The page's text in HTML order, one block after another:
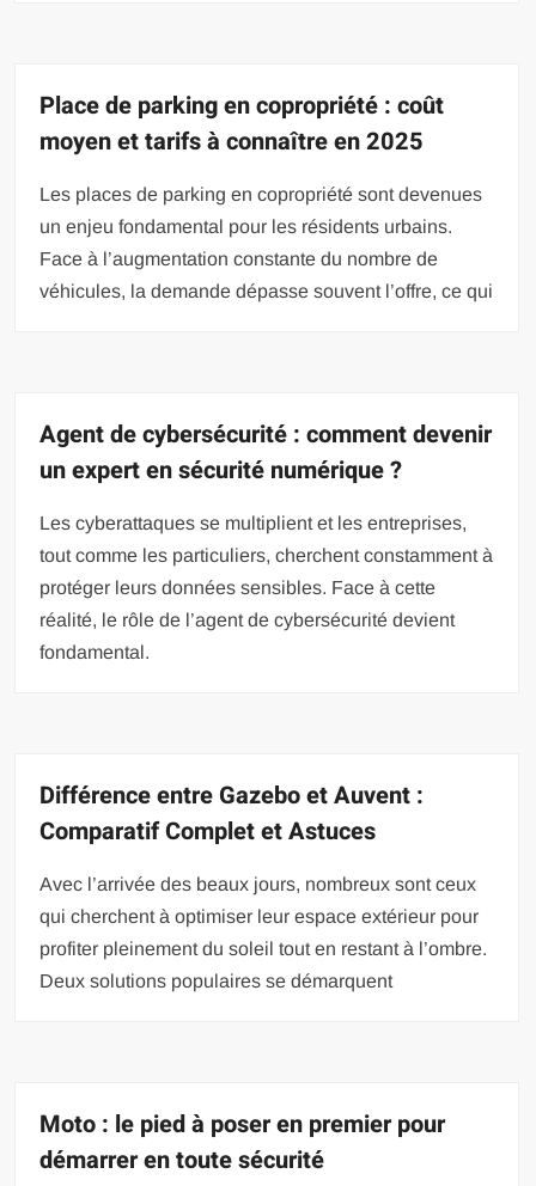
Place de parking en copropriété : coût
moyen et tarifs à connaître en 2025
Les places de parking en copropriété sont devenues
un enjeu fondamental pour les résidents urbains.
Face à l’augmentation constante du nombre de
véhicules, la demande dépasse souvent l’offre, ce qui
Agent de cybersécurité : comment devenir
un expert en sécurité numérique ?
Les cyberattaques se multiplient et les entreprises,
tout comme les particuliers, cherchent constamment à
protéger leurs données sensibles. Face à cette
réalité, le rôle de l’agent de cybersécurité devient
fondamental.
Différence entre Gazebo et Auvent :
Comparatif Complet et Astuces
Avec l’arrivée des beaux jours, nombreux sont ceux
qui cherchent à optimiser leur espace extérieur pour
profiter pleinement du soleil tout en restant à l’ombre.
Deux solutions populaires se démarquent
Moto : le pied à poser en premier pour
démarrer en toute sécurité